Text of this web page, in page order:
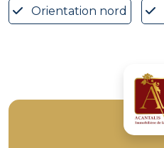
Orientation nord